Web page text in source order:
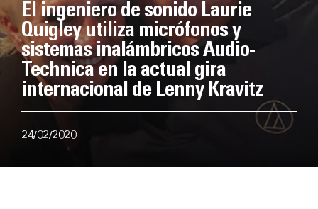
El ingeniero de sonido Laurie
Quigley utiliza micrófonos y
sistemas inalámbricos Audio-
Technica en la actual gira
internacional de Lenny Kravitz
24/02/2020